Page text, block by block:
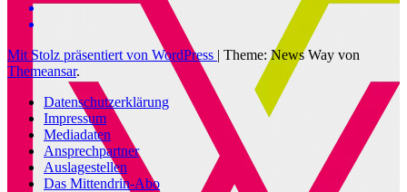
Mit Stolz präsentiert von WordPress | Theme: News Way von
Themeansar.
Datenschutzerklärung
Impressum
Mediadaten
Ansprechpartner
Auslagestellen
Das Mittendrin-Abo